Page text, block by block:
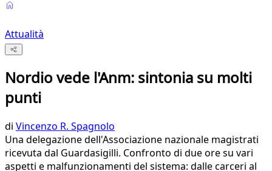
Attualità
Nordio vede l'Anm: sintonia su molti
punti
di Vincenzo R. Spagnolo
Una delegazione dell'Associazione nazionale magistrati
ricevuta dal Guardasigilli. Confronto di due ore su vari
aspetti e malfunzionamenti del sistema: dalle carceri al